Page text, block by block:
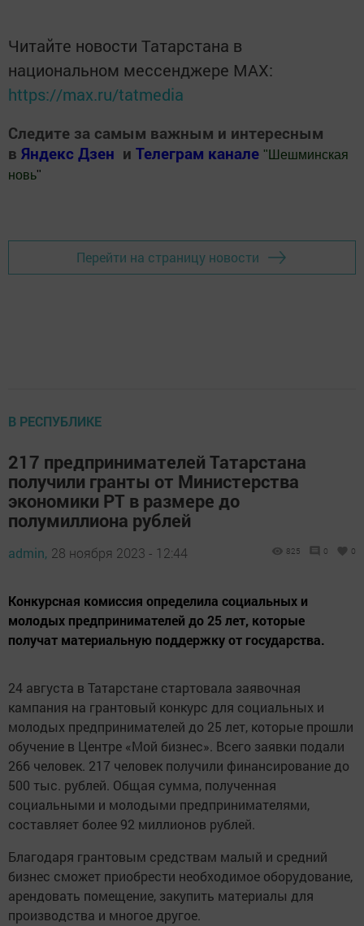
Читайте новости Татарстана в
национальном мессенджере MАХ:
https://max.ru/tatmedia
Следите за самым важным и интересным
в Яндекс Дзен и Телеграм канале " Шешминская
новь"
Перейти на страницу новости
В РЕСПУБЛИКЕ
217 предпринимателей Татарстана
получили гранты от Министерства
экономики РТ в размере до
полумиллиона рублей
admin, 28 ноября 2023 - 12:44 825 0 0
Конкурсная комиссия определила социальных и
молодых предпринимателей до 25 лет, которые
получат материальную поддержку от государства.
24 августа в Татарстане стартовала заявочная
кампания на грантовый конкурс для социальных и
молодых предпринимателей до 25 лет, которые прошли
обучение в Центре «Мой бизнес». Всего заявки подали
266 человек. 217 человек получили финансирование до
500 тыс. рублей. Общая сумма, полученная
социальными и молодыми предпринимателями,
составляет более 92 миллионов рублей.
Благодаря грантовым средствам малый и средний
бизнес сможет приобрести необходимое оборудование,
арендовать помещение, закупить материалы для
производства и многое другое.